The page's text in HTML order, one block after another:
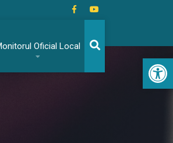
Oficial Local